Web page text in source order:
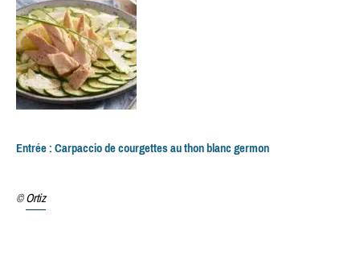
Entrée : Carpaccio de courgettes au thon blanc germon
©Ortiz